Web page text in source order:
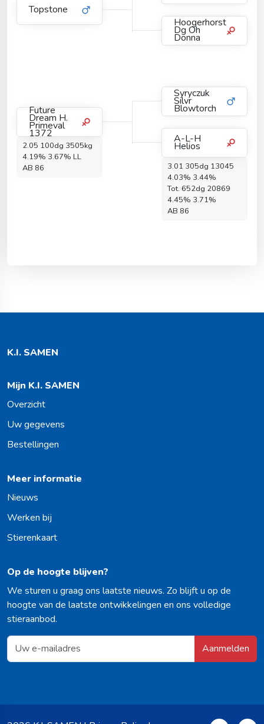
Topstone
Hoogerhorst
Dg Oh
Donna
Future
Dream H.
Primeval
1372
2.05 100dg 3505kg
4.19% 3.67% LL
AB 86
Syryczuk
Silvr
Blowtorch
A-L-H
Helios
3.01 305dg 13045
4.03% 3.44%
Tot. 652dg 20869
4.45% 3.71%
AB 86
K.I. SAMEN
Mijn K.I. SAMEN
Overzicht
Uw gegevens
Bestellingen
Meer informatie
Nieuws
Werken bij
Stierenkaart
Op de hoogte blijven?
We sturen u graag ons laatste nieuws. Zo blijft u op de
hoogte van de laatste ontwikkelingen en ons volledige
stieraanbod.
Aanmelden